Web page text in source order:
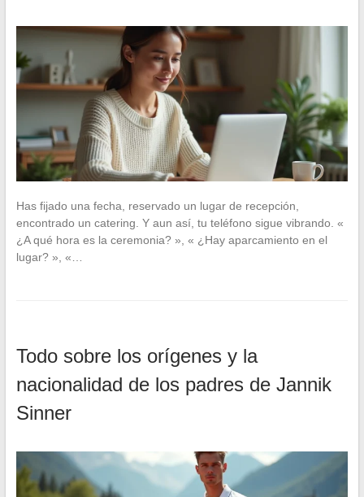
Has fijado una fecha, reservado un lugar de recepción,
encontrado un catering. Y aun así, tu teléfono sigue vibrando. «
¿A qué hora es la ceremonia? », « ¿Hay aparcamiento en el
lugar? », «…
Todo sobre los orígenes y la
nacionalidad de los padres de Jannik
Sinner